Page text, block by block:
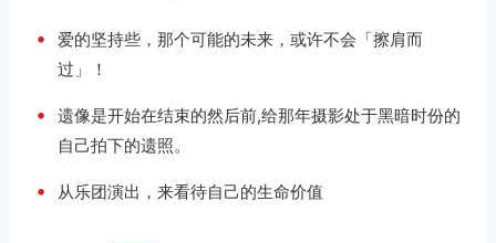
•
爱的坚持些，那个可能的未来，或许不会「擦肩而
过」！
•
遗像是开始在结束的然​​后前,给那年摄影处于黑暗时份的
自己拍下的遗照。
• 从乐团演出，来看待自己的生命价值